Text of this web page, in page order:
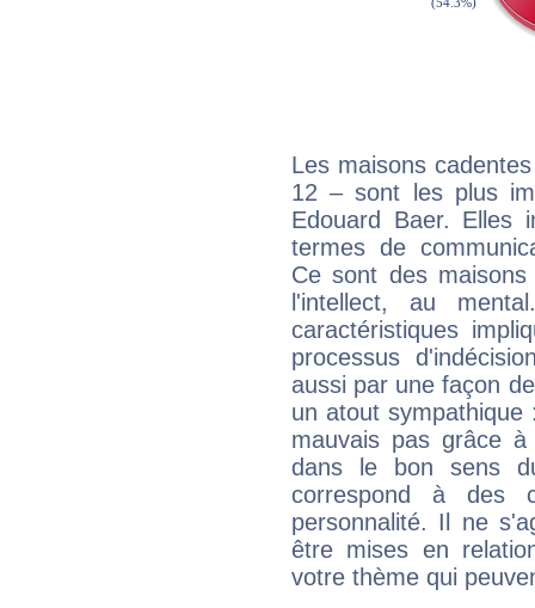
Les maisons
12 – sont les plus
Edouard Baer. Elles
termes de
Ce sont des
l'intellect, au
caractéristiques
processus
aussi par une façon
un atout
mauvais pas grâce
dans le bon sens
correspond à des
personnalité. Il ne
être mises en
votre thème qui